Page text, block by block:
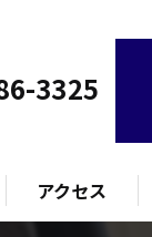
3325
アクセス